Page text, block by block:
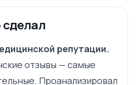
сделал
репутации.
отзывы — самые
Проанализировал